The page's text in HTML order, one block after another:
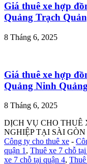
Giá thuê xe hợp
Quảng Trạch
8 Tháng 6, 2025
Giá thuê xe hợp
Quảng Ninh
8 Tháng 6, 2025
DỊCH VỤ CHO THUÊ
NGHIỆP TẠI SÀI GÒN
Công ty cho thuê xe -
quận 1, Thuê xe 7 chỗ
xe 7 chỗ tại quận 4,